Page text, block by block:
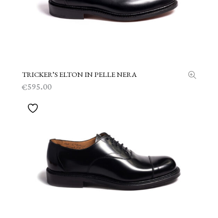
SCEGLI
TRICKER’S ELTON IN PELLE NERA
€595.00